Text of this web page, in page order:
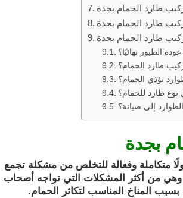
طارد الحمام بجدة
طارد الحمام بجدة
طارد الحمام بجدة
الطيور نهائيًا؟
طارد الحمام؟
تؤذي الحمام؟
طارد للحمام؟
إلى صيانة؟
بجدة
متكاملة وفعالة للتخلص من مشكلة تجمع
وهي من أكثر المشكلات التي تواجه أصحاب
المناخ المناسب لتكاثر الحمام.